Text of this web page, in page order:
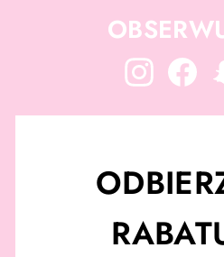
Instagram